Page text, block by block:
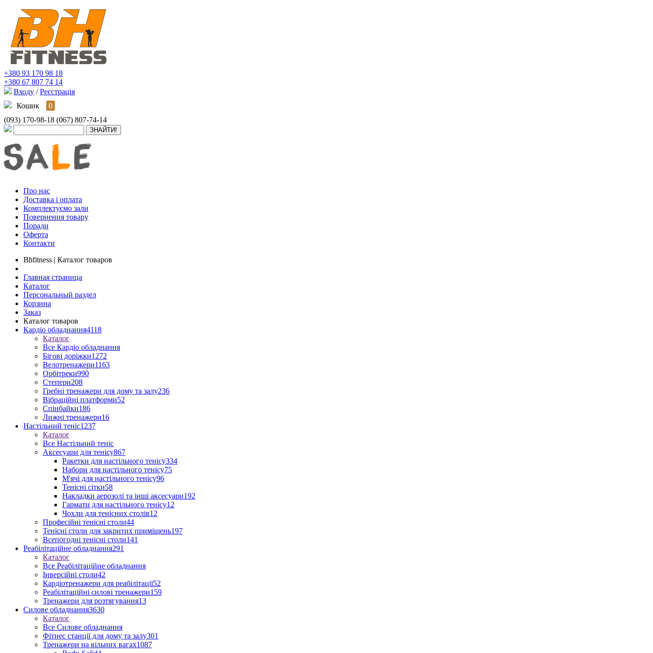
+380 93 170 98 18
+380 67 807 74 14
Входу / Реєстрація
Кошик
0
(093) 170-98-18 (067) 807-74-14
Про нас
Доставка і оплата
Комплектуємо зали
Повернення товару
Поради
Оферта
Контакти
Bhfitness | Каталог товаров
Главная страница
Каталог
Персональный раздел
Корзина
Заказ
Каталог товаров
Кардіо обладнання4118
Каталог
Все Кардіо обладнання
Бігові доріжки1272
Велотренажери1163
Орбітреки990
Степери208
Гребні тренажери для дому та залу236
Вібраційні платформи52
Спінбайки186
Лижні тренажери16
Настільний теніс1237
Каталог
Все Настільний теніс
Аксесуари для тенісу867
Ракетки для настільного тенісу334
Набори для настільного тенісу75
М'ячі для настільного тенісу96
Тенісні сітки58
Накладки аерозолі та інші аксесуари192
Гармати для настільного тенісу12
Чохли для тенісних столів12
Професійні тенісні столи44
Тенісні столи для закритих приміщень197
Всепогодні тенісні столи141
Реабілітаційне обладнання291
Каталог
Все Реабілітаційне обладнання
Інверсійні столи42
Кардіотренажери для реабілітації52
Реабілітаційні силові тренажери159
Тренажери для розтягування13
Силове обладнання3630
Каталог
Все Силове обладнання
Фітнес станції для дому та залу301
Тренажери на вільних вагах1087